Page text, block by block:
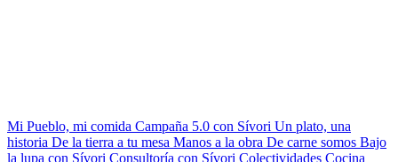
Mi Pueblo, mi comida Campaña 5.0 con Sívori Un plato, una
historia De la tierra a tu mesa Manos a la obra De carne somos Bajo
la lupa con Sívori Consultoría con Sívori Colectividades Cocina